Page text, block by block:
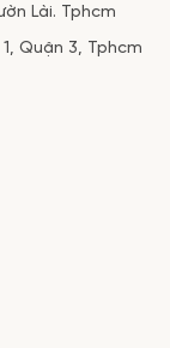
Lài. Tphcm
Quận 3, Tphcm